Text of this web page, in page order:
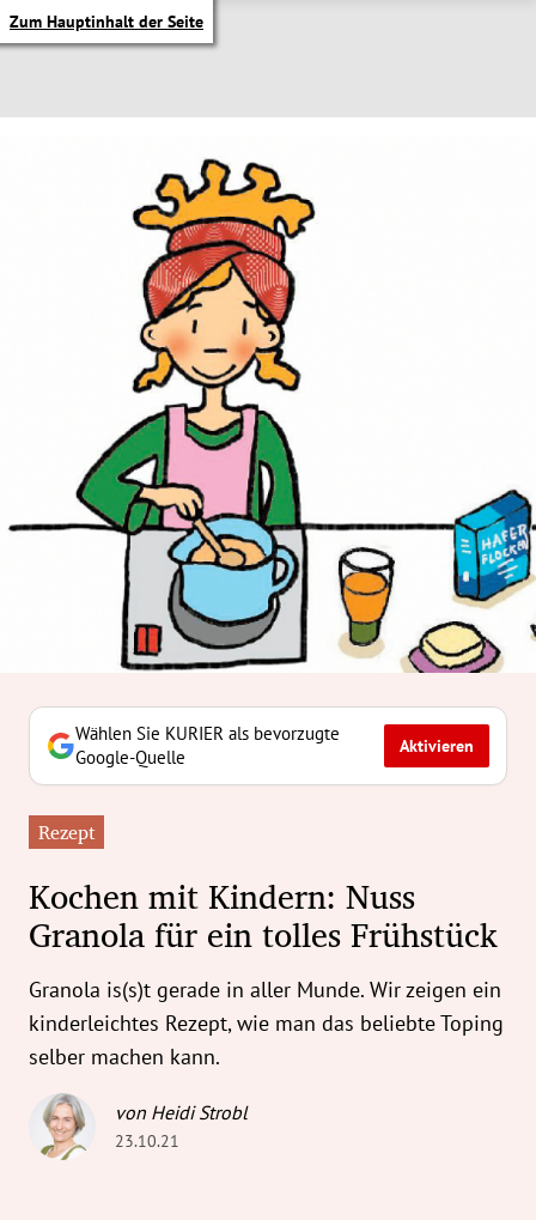
Zum Hauptinhalt der Seite
Untermenü
Untermenü
Untermenü
Untermenü
Untermenü
Untermenü
Untermenü
Untermenü
Untermenü
Wählen Sie KURIER als bevorzugte
Google-Quelle
Aktivieren
Rezept
Kochen mit Kindern: Nuss
Granola für ein tolles Frühstück
Granola is(s)t gerade in aller Munde. Wir zeigen ein
kinderleichtes Rezept, wie man das beliebte Toping
selber machen kann.
von Heidi Strobl
23.10.21